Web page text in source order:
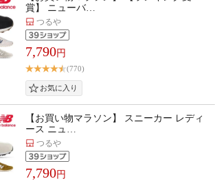
賞】 ニューバ…
つるや
7,790円
(770)
【お買い物マラソン】 スニーカー レディ
ース ニュ…
つるや
7,790円